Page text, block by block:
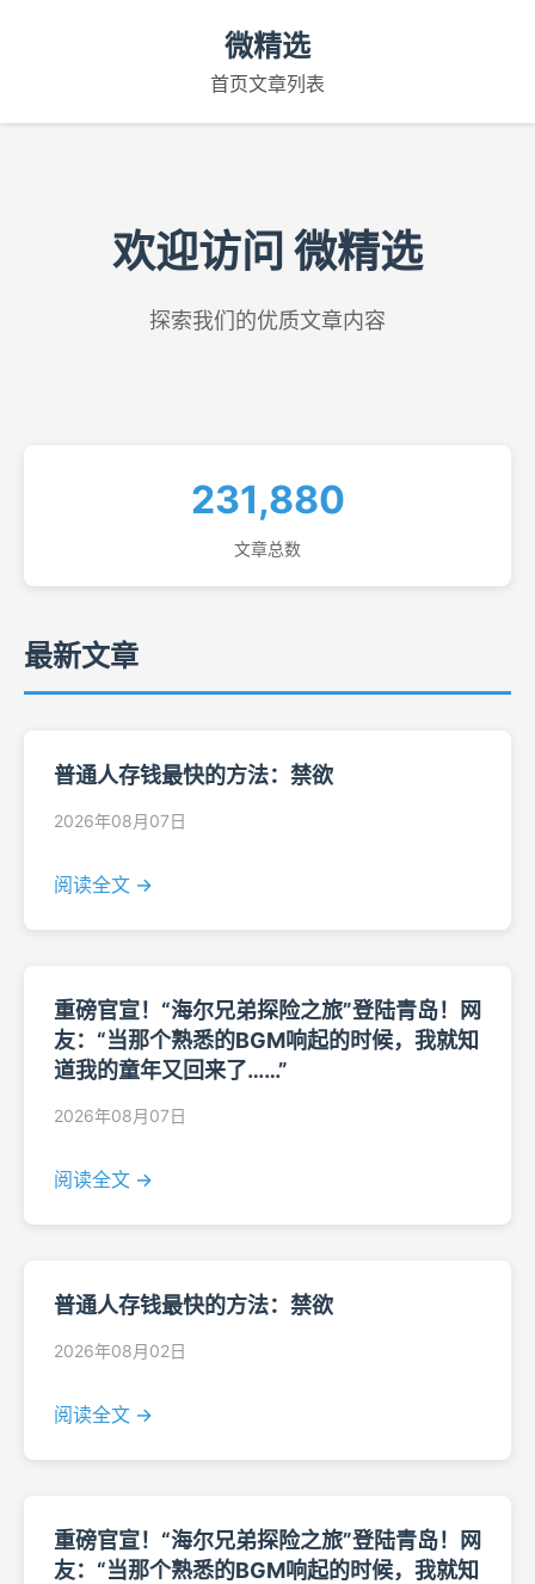
微精选
首页文章列表
欢迎访问 微精选
探索我们的优质文章内容
231,880
文章总数
最新文章
普通人存钱最快的方法：禁欲
2026年08月07日
阅读全文 →
重磅官宣！“海尔兄弟探险之旅”登陆青岛！网
友：“当那个熟悉的BGM响起的时候，我就知
道我的童年又回来了……”
2026年08月07日
阅读全文 →
普通人存钱最快的方法：禁欲
2026年08月02日
阅读全文 →
重磅官宣！“海尔兄弟探险之旅”登陆青岛！网
友：“当那个熟悉的BGM响起的时候，我就知